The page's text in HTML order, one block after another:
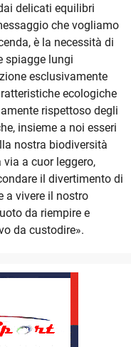
delicati equilibri
che vogliamo
è la necessità di
spiagge lungi
esclusivamente
ecologiche
rispettoso degli
insieme a noi esseri
nostra biodiversità
via a cuor leggero,
il divertimento di
a vivere il nostro
da riempire e
da custodire».